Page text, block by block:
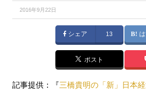
2016年9月22日
シェア 13
ポスト
記事提供：『三橋貴明の「新」日本